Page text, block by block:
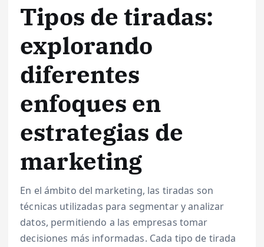
Tipos de tiradas:
explorando
diferentes
enfoques en
estrategias de
marketing
En el ámbito del marketing, las tiradas son
técnicas utilizadas para segmentar y analizar
datos, permitiendo a las empresas tomar
decisiones más informadas. Cada tipo de tirada